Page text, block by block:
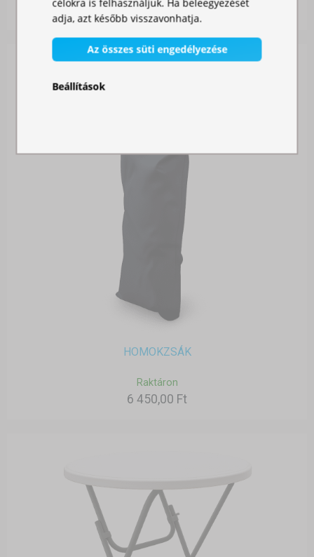
12 900,00 Ft
HOMOKZSÁK
Raktáron
6 450,00 Ft
célokra is felhasználjuk. Ha beleegyezését
adja, azt később visszavonhatja.
Az összes süti engedélyezése
Beállítások